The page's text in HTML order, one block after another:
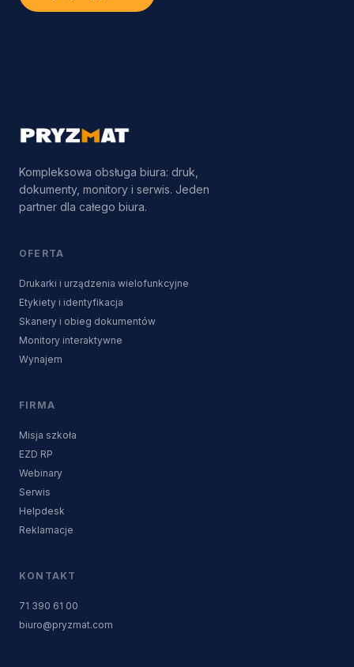
Kompleksowa obsługa biura: druk,
dokumenty, monitory i serwis. Jeden
partner dla całego biura.
OFERTA
Drukarki i urządzenia wielofunkcyjne
Etykiety i identyfikacja
Skanery i obieg dokumentów
Monitory interaktywne
Wynajem
FIRMA
Misja szkoła
EZD RP
Webinary
Serwis
Helpdesk
Reklamacje
KONTAKT
71 390 61 00
biuro@pryzmat.com